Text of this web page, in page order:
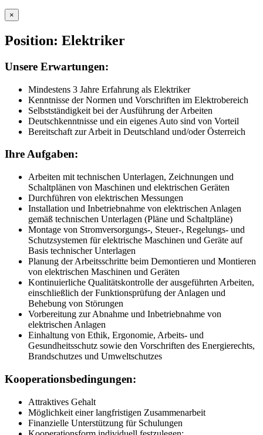
×
Position: Elektriker
Unsere Erwartungen:
Mindestens 3 Jahre Erfahrung als Elektriker
Kenntnisse der Normen und Vorschriften im Elektrobereich
Selbstständigkeit bei der Ausführung der Arbeiten
Deutschkenntnisse und ein eigenes Auto sind von Vorteil
Bereitschaft zur Arbeit in Deutschland und/oder Österreich
Ihre Aufgaben:
Arbeiten mit technischen Unterlagen, Zeichnungen und
Schaltplänen von Maschinen und elektrischen Geräten
Durchführen von elektrischen Messungen
Installation und Inbetriebnahme von elektrischen Anlagen
gemäß technischen Unterlagen (Pläne und Schaltpläne)
Montage von Stromversorgungs-, Steuer-, Regelungs- und
Schutzsystemen für elektrische Maschinen und Geräte auf
Basis technischer Unterlagen
Planung der Arbeitsschritte beim Demontieren und Montieren
von elektrischen Maschinen und Geräten
Kontinuierliche Qualitätskontrolle der ausgeführten Arbeiten,
einschließlich der Funktionsprüfung der Anlagen und
Behebung von Störungen
Vorbereitung zur Abnahme und Inbetriebnahme von
elektrischen Anlagen
Einhaltung von Ethik, Ergonomie, Arbeits- und
Gesundheitsschutz sowie den Vorschriften des Energierechts,
Brandschutzes und Umweltschutzes
Kooperationsbedingungen:
Attraktives Gehalt
Möglichkeit einer langfristigen Zusammenarbeit
Finanzielle Unterstützung für Schulungen